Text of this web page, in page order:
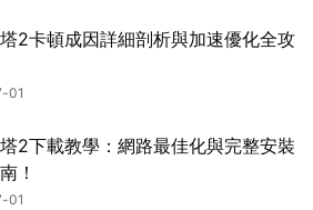
2卡頓成因詳細剖析與加速優化全攻
01
2下載教學：網路最佳化與完整安裝
！
01